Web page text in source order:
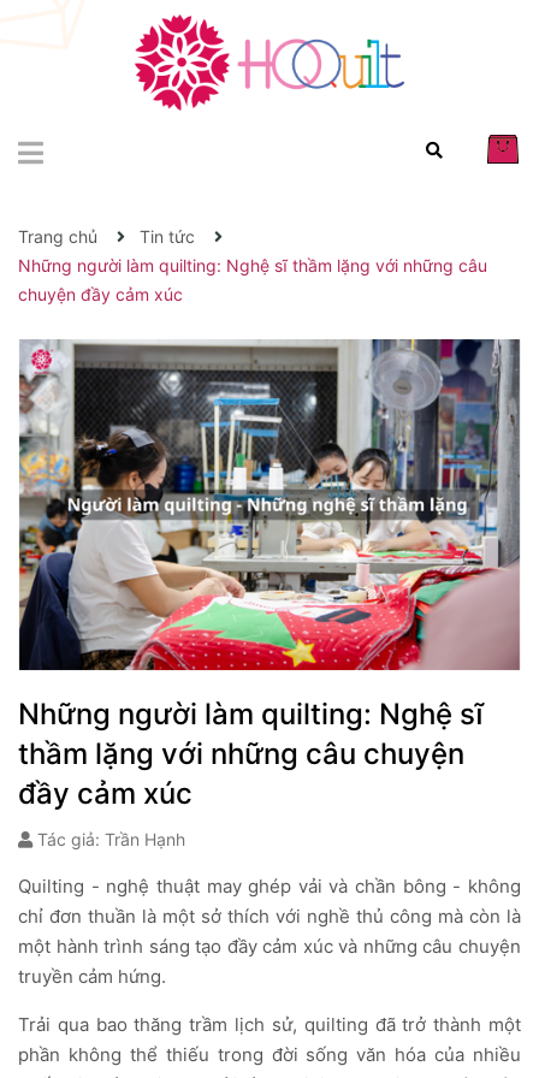
Trang chủ
Tin tức
Những người làm quilting: Nghệ sĩ thầm lặng với những câu
chuyện đầy cảm xúc
Những người làm quilting: Nghệ sĩ
thầm lặng với những câu chuyện
đầy cảm xúc
Tác giả: Trần Hạnh
Quilting - nghệ thuật may ghép vải và chần bông - không
chỉ đơn thuần là một sở thích với nghề thủ công mà còn là
một hành trình sáng tạo đầy cảm xúc và những câu chuyện
truyền cảm hứng.
Trải qua bao thăng trầm lịch sử, quilting đã trở thành một
phần không thể thiếu trong đời sống văn hóa của nhiều